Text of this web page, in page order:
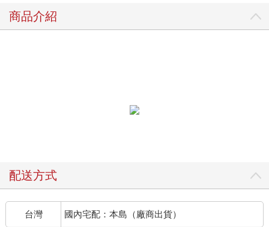
商品介紹
配送方式
台灣 國內宅配：本島（廠商出貨）